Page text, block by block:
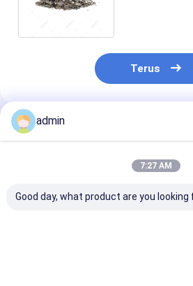
Terus
Rekomendasi Produk
admin
7:27 AM
Good day, what product are you looking